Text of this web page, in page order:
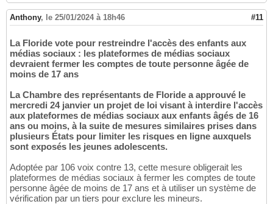
Anthony, le 25/01/2024 à 18h46 #11
La Floride vote pour restreindre l'accès des enfants aux
médias sociaux : les plateformes de médias sociaux
devraient fermer les comptes de toute personne âgée de
moins de 17 ans
La Chambre des représentants de Floride a approuvé le
mercredi 24 janvier un projet de loi visant à interdire l'accès
aux plateformes de médias sociaux aux enfants âgés de 16
ans ou moins, à la suite de mesures similaires prises dans
plusieurs États pour limiter les risques en ligne auxquels
sont exposés les jeunes adolescents.
Adoptée par 106 voix contre 13, cette mesure obligerait les
plateformes de médias sociaux à fermer les comptes de toute
personne âgée de moins de 17 ans et à utiliser un système de
vérification par un tiers pour exclure les mineurs.